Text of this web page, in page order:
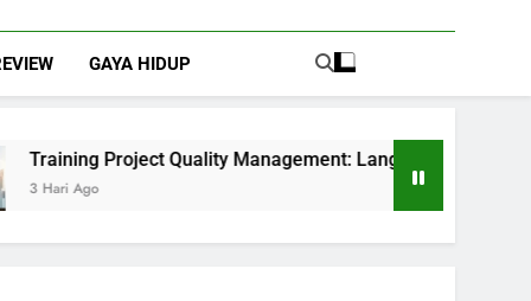
GAYA HIDUP
Quality Management: Langkah Awal Mewujudkan Total